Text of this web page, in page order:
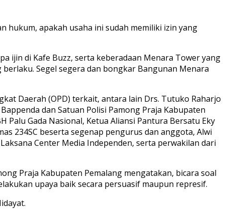
hukum, apakah usaha ini sudah memiliki izin yang
ijin di Kafe Buzz, serta keberadaan Menara Tower yang
Segel segera dan bongkar Bangunan Menara
Daerah (OPD) terkait, antara lain Drs. Tutuko Raharjo
dan Satuan Polisi Pamong Praja Kabupaten
Palu Gada Nasional, Ketua Aliansi Pantura Bersatu Eky
234SC beserta segenap pengurus dan anggota, Alwi
Center Media Independen, serta perwakilan dari
Praja Kabupaten Pemalang mengatakan, bicara soal
upaya baik secara persuasif maupun represif.